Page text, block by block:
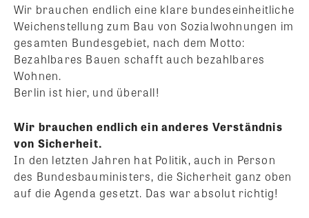
Wir brauchen endlich eine klare bundeseinheitliche
Weichenstellung zum Bau von Sozialwohnungen im
gesamten Bundesgebiet, nach dem Motto:
Bezahlbares Bauen schafft auch bezahlbares
Wohnen.
Berlin ist hier, und überall!
Wir brauchen endlich ein anderes Verständnis
von Sicherheit.
In den letzten Jahren hat Politik, auch in Person
des Bundesbauministers, die Sicherheit ganz oben
auf die Agenda gesetzt. Das war absolut richtig!